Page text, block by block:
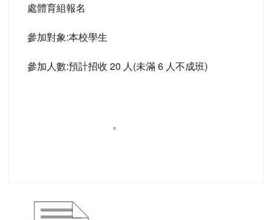
處體育組報名
參加對象:本校學生
參加人數:預計招收 20 人(未滿 6 人不成班)
。